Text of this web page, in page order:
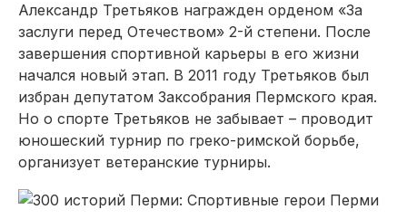
Александр Третьяков награжден орденом «За
заслуги перед Отечеством» 2-й степени. После
завершения спортивной карьеры в его жизни
начался новый этап. В 2011 году Третьяков был
избран депутатом Заксобрания Пермского края.
Но о спорте Третьяков не забывает – проводит
юношеский турнир по греко-римской борьбе,
организует ветеранские турниры.